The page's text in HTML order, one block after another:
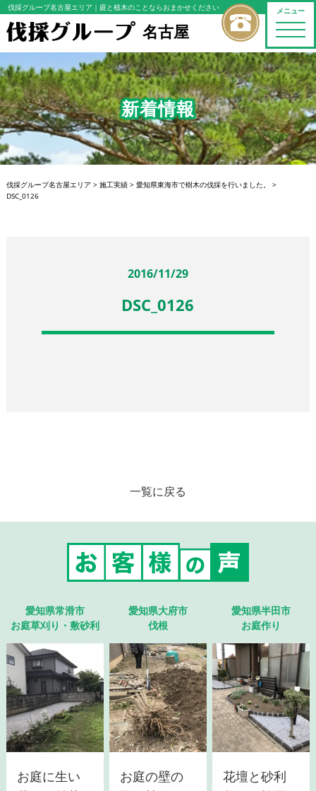
メニュー
toggle
伐採グループ名古屋エリア ｜庭と植木のことならおまかせください
名古屋
新着情報
伐採グループ名古屋エリア > 施工実績> 愛知県東海市で樹木の伐採を行いました。
>
DSC_0126
2016/11/29
DSC_0126
一覧に戻る
愛知県常滑市
お庭草刈り・敷砂利
お庭に生い
愛知県大府市
伐根
お庭の壁の
愛知県半田市
お庭作り
花壇と砂利